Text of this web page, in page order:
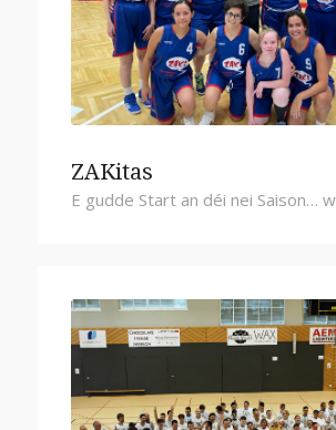
ZAKitas
E gudde Start an déi nei Saison…